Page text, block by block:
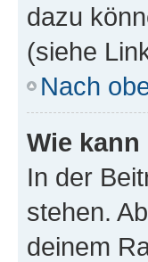
dazu
(siehe
Nach
Wie
In der
stehen.
deinem